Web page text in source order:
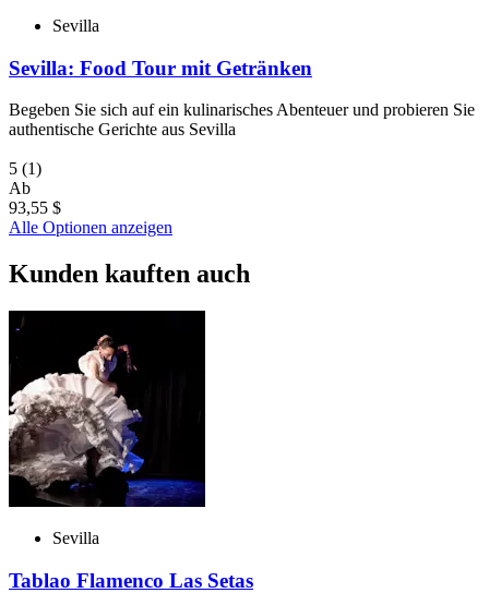
Sevilla
Sevilla: Food Tour mit Getränken
Begeben Sie sich auf ein kulinarisches Abenteuer und probieren Sie
authentische Gerichte aus Sevilla
5 (1)
Ab
93,55 $
Alle Optionen anzeigen
Kunden kauften auch
Sevilla
Tablao Flamenco Las Setas